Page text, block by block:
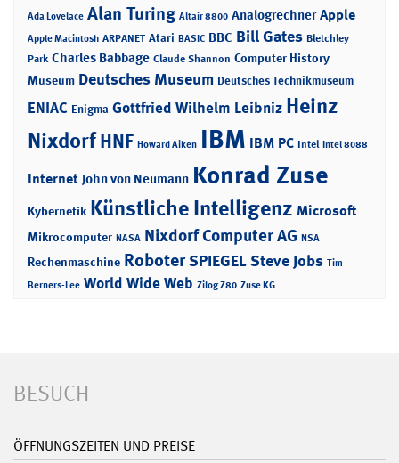
Ada Lovelace Alan Turing Altair 8800 Analogrechner Apple
Apple Macintosh ARPANET Atari BASIC BBC Bill Gates Bletchley
Park Charles Babbage Claude Shannon Computer History
Museum Deutsches Museum Deutsches Technikmuseum
ENIAC Enigma Gottfried Wilhelm Leibniz Heinz
NixdorfHNF Howard Aiken IBM IBM PC Intel Intel 8088
Internet John von Neumann Konrad Zuse
Kybernetik Künstliche Intelligenz Microsoft
Mikrocomputer NASA Nixdorf Computer AG NSA
Rechenmaschine RoboterSPIEGELSteve Jobs Tim
Berners-Lee World Wide Web Zilog Z80 Zuse KG
BESUCH
ÖFFNUNGSZEITEN UND PREISE